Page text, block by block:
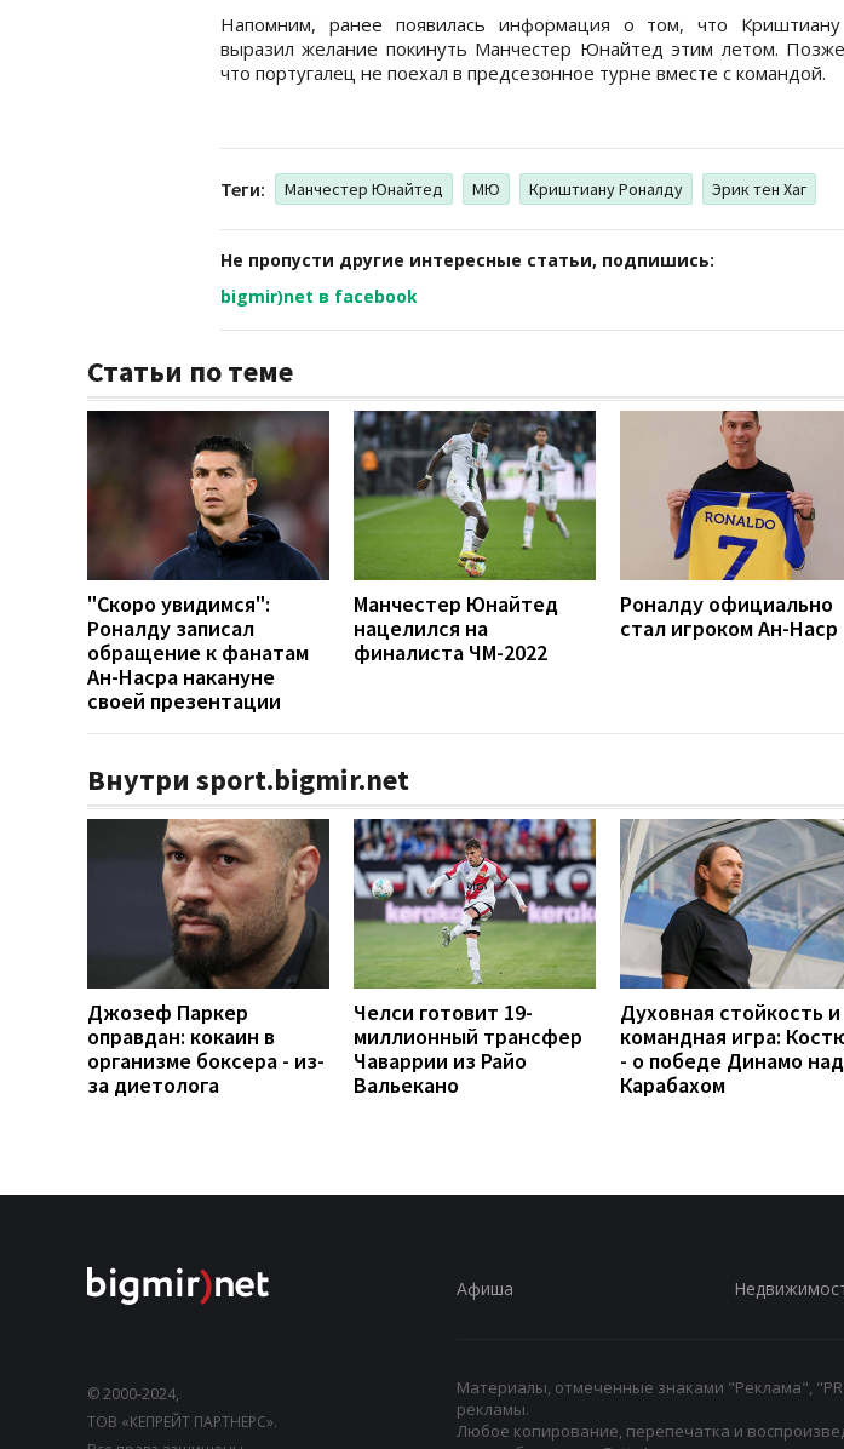
Напомним, ранее появилась информация о том, что
выразил желание покинуть Манчестер Юнайтед этим летом. Позже
что португалец не поехал в предсезонное турне вместе с командой.
Теги: Манчестер Юнайтед МЮ Криштиану Роналду Эрик тен Хаг
Не пропусти другие интересные статьи, подпишись:
bigmir)net в facebook
Статьи по теме
"Скоро увидимся":
Роналду записал
обращение к фанатам
Ан-Насра накануне
своей презентации
Манчестер Юнайтед
нацелился на
финалиста ЧМ-2022
Роналду официально
стал игроком Ан-Наср
Внутри sport.bigmir.net
Джозеф Паркер
оправдан: кокаин в
организме боксера - из-
за диетолога
Челси готовит 19-
миллионный трансфер
Чаваррии из Райо
Вальекано
Духовная стойкость и
командная игра:
- о победе Динамо над
Карабахом
© 2000-2024,
ТОВ «КЕПРЕЙТ ПАРТНЕРС».
Афиша
Материалы, отмеченные знаками "Реклама",
рекламы.
Любое копирование, перепечатка и